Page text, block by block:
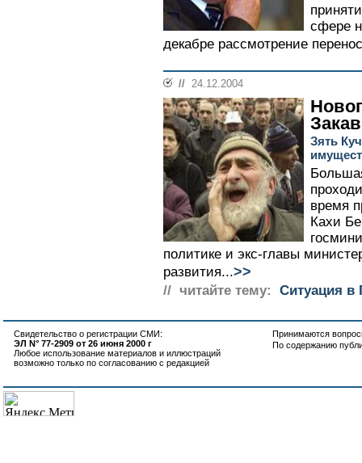
сфере
декабре рассмотрение
// 24.12.2004
Зять
время
Кахи
политике и экс-главы
развития...>>
// читайте тему: Ситуация в
Свидетельство о регистрации СМИ:
ЭЛ N° 77-2909 от 26 июня 2000 г
Любое использование материалов и иллюстраций
возможно только по согласованию с редакцией
Принимаются
По содержанию